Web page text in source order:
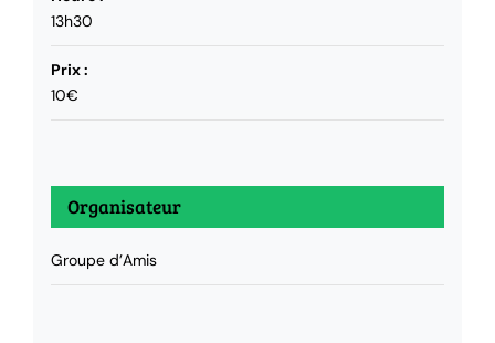
13h30
Prix :
10€
Organisateur
Groupe d’Amis